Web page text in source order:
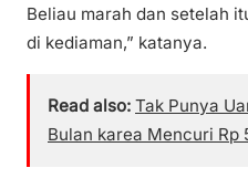
Beliau marah dan setelah
di kediaman,” katanya.
Read also: Tak Punya
Bulan karea Mencuri Rp